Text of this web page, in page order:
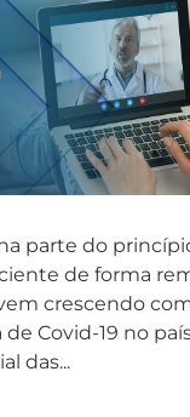
parte do
de forma
crescendo
Covid-19 no
das...